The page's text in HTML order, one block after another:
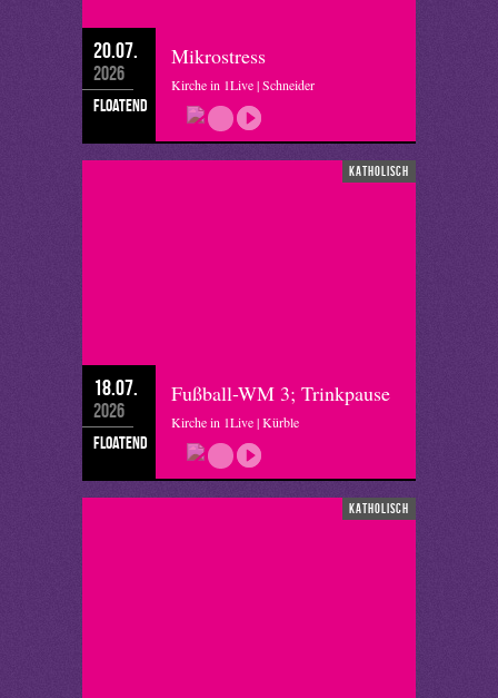
20.07.
2026
floatend
Mikrostress
Kirche in 1Live | Schneider
katholisch
18.07.
2026
floatend
Fußball-WM 3; Trinkpause
Kirche in 1Live | Kürble
katholisch